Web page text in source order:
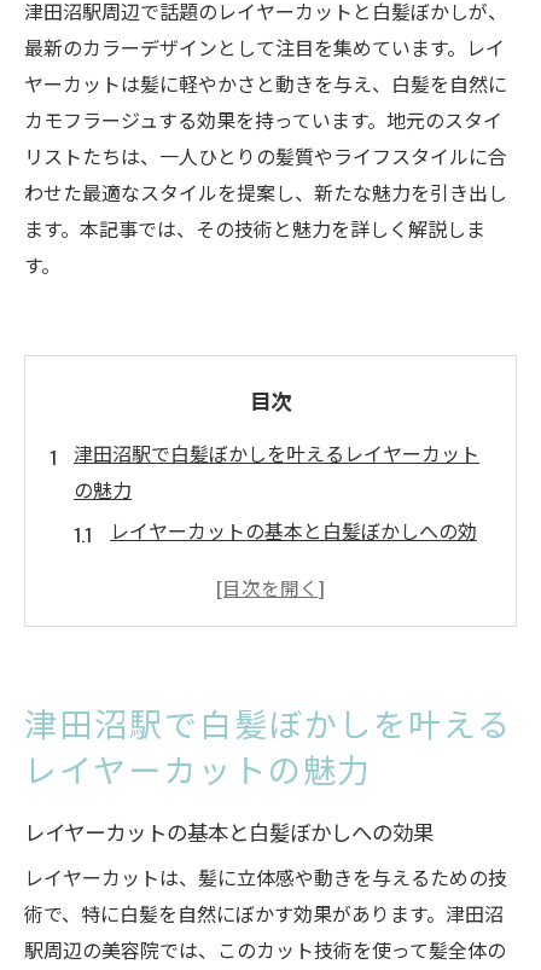
津田沼駅周辺で話題のレイヤーカットと白髪ぼかしが、
最新のカラーデザインとして注目を集めています。レイ
ヤーカットは髪に軽やかさと動きを与え、白髪を自然に
カモフラージュする効果を持っています。地元のスタイ
リストたちは、一人ひとりの髪質やライフスタイルに合
わせた最適なスタイルを提案し、新たな魅力を引き出し
ます。本記事では、その技術と魅力を詳しく解説しま
す。
目次
津田沼駅で白髪ぼかしを叶えるレイヤーカット
の魅力
レイヤーカットの基本と白髪ぼかしへの効
津田沼エリアのスタイリストが語るレイヤ
る方法
最新トレンドとしてのレイヤーカットの位
レイヤーカットと他のカラーデザインとの
組み合わせ
髪質に応じた最適なレイヤーカットの選び
方
津田沼駅で白髪ぼかしを叶える
レイヤーカットの魅力
レイヤーカットの基本と白髪ぼかしへの効果
レイヤーカットは、髪に立体感や動きを与えるための技
術で、特に白髪を自然にぼかす効果があります。津田沼
駅周辺の美容院では、このカット技術を使って髪全体の